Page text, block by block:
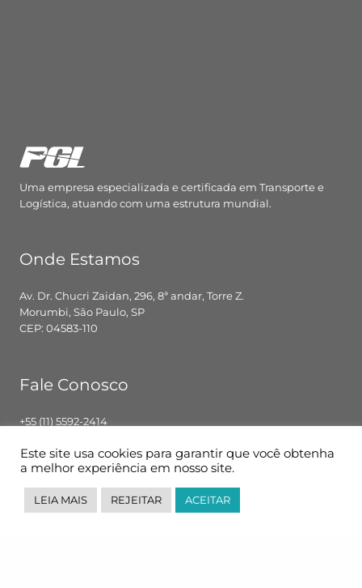
Uma empresa especializada e certificada em Transporte e
Logística, atuando com uma estrutura mundial.
Onde Estamos
Av. Dr. Chucri Zaidan, 296, 8ª andar, Torre Z.
Morumbi, São Paulo, SP
CEP: 04583-110
Fale Conosco
+55 (11) 5592-2414
Segunda – Sexta: 8h00 – 18h00
Siga-nos
Este site usa cookies para garantir que você obtenha
a melhor experiência em nosso site.
LEIA MAIS REJEITAR ACEITAR